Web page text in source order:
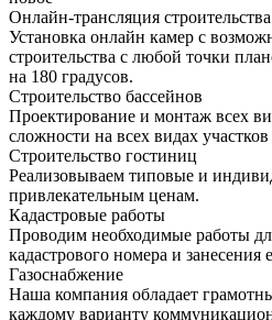
Онлайн-трансляция строительства
Установка онлайн камер с
строительства с любой точки
на 180 градусов.
Строительство бассейнов
Проектирование и монтаж всех
сложности на всех видах
Строительство гостиниц
Реализовываем типовые и
привлекательным ценам.
Кадастровые работы
Проводим необходимые работы
кадастрового номера и занесения
Газоснабжение
Наша компания обладает
каждому варианту